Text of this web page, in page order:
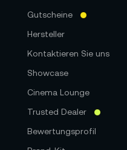
Gutscheine
Hersteller
Kontaktieren Sie uns
Showcase
Cinema Lounge
Trusted Dealer
Bewertungsprofil